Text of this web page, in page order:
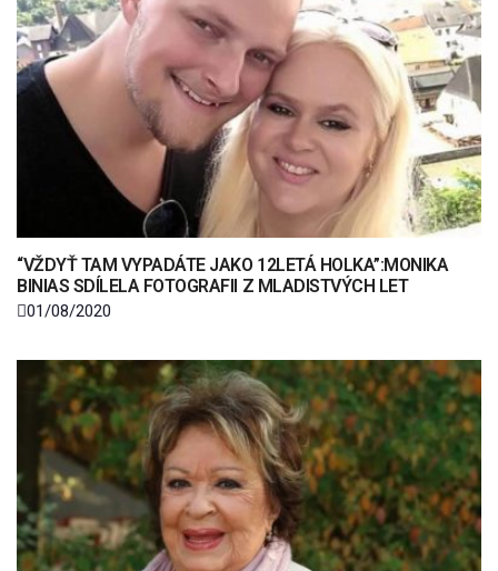
“VŽDYŤ TAM VYPADÁTE JAKO 12LETÁ HOLKA”:MONIKA
BINIAS SDÍLELA FOTOGRAFII Z MLADISTVÝCH LET
01/08/2020